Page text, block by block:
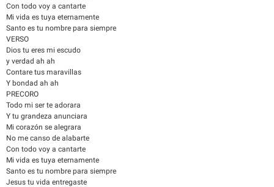
Con todo voy a cantarte
Mi vida es tuya eternamente
Santo es tu nombre para siempre
VERSO
Dios tu eres mi escudo
y verdad ah ah
Contare tus maravillas
Y bondad ah ah
PRECORO
Todo mi ser te adorara
Y tu grandeza anunciara
Mi corazón se alegrara
No me canso de alabarte
Con todo voy a cantarte
Mi vida es tuya eternamente
Santo es tu nombre para siempre
Jesus tu vida entregaste